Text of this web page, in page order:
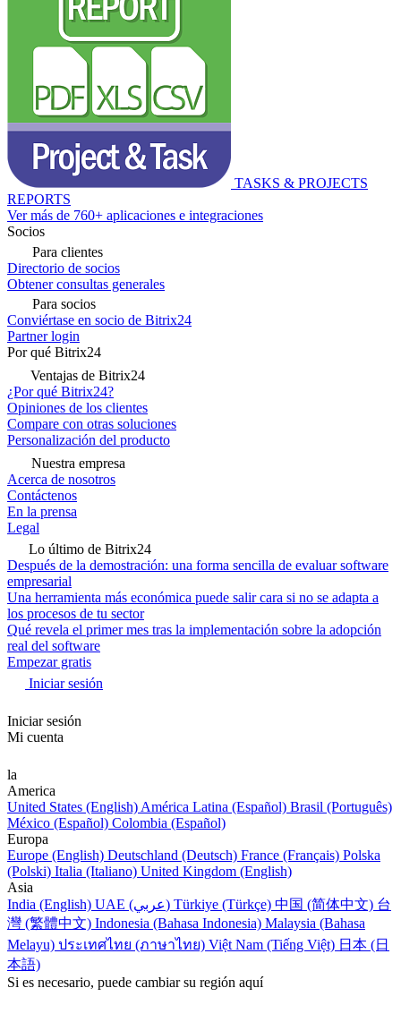
TASKS & PROJECTS
REPORTS
Ver más de 760+ aplicaciones e integraciones
Socios
Para clientes
Directorio de socios
Obtener consultas generales
Para socios
Conviértase en socio de Bitrix24
Partner login
Por qué Bitrix24
Ventajas de Bitrix24
¿Por qué Bitrix24?
Opiniones de los clientes
Compare con otras soluciones
Personalización del producto
Nuestra empresa
Acerca de nosotros
Contáctenos
En la prensa
Legal
Lo último de Bitrix24
Después de la demostración: una forma sencilla de evaluar software
empresarial
Una herramienta más económica puede salir cara si no se adapta a
los procesos de tu sector
Qué revela el primer mes tras la implementación sobre la adopción
real del software
Empezar gratis
Iniciar sesión
Iniciar sesión
Mi cuenta
la
America
United States (English) América Latina (Español) Brasil (Português)
México (Español) Colombia (Español)
Europa
Europe (English) Deutschland (Deutsch) France (Français) Polska
(Polski) Italia (Italiano) United Kingdom (English)
Asia
India (English)
UAE (عربي) Türkiye (Türkçe) 中国 (简体中文) 台
灣 (繁體中文) Indonesia (Bahasa Indonesia) Malaysia (Bahasa
Melayu) ประเทศไทย (ภาษาไทย) Việt Nam (Tiếng Việt) 日本 (日
本語)
Si es necesario, puede cambiar su región aquí